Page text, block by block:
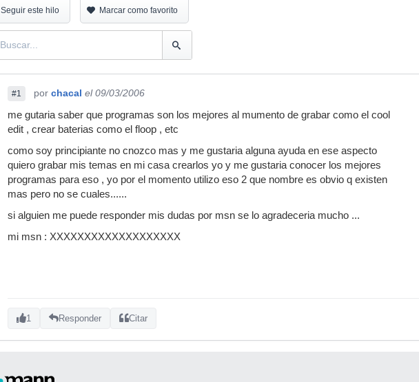
Seguir este hilo Marcar como favorito
#1 por chacal el 09/03/2006
me gutaria saber que programas son los mejores al mumento de grabar como el cool
edit , crear baterias como el floop , etc
como soy principiante no cnozco mas y me gustaria alguna ayuda en ese aspecto
quiero grabar mis temas en mi casa crearlos yo y me gustaria conocer los mejores
programas para eso , yo por el momento utilizo eso 2 que nombre es obvio q existen
mas pero no se cuales......
si alguien me puede responder mis dudas por msn se lo agradeceria mucho ...
mi msn : XXXXXXXXXXXXXXXXXXX
1 Responder Citar